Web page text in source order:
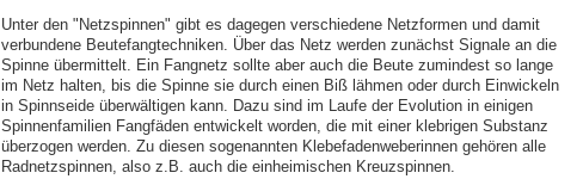
Unter den "Netzspinnen" gibt es dagegen verschiedene Netzformen und damit
verbundene Beutefangtechniken. Über das Netz werden zunächst Signale an die
Spinne übermittelt. Ein Fangnetz sollte aber auch die Beute zumindest so lange
im Netz halten, bis die Spinne sie durch einen Biß lähmen oder durch Einwickeln
in Spinnseide überwältigen kann. Dazu sind im Laufe der Evolution in einigen
Spinnenfamilien Fangfäden entwickelt worden, die mit einer klebrigen Substanz
überzogen werden. Zu diesen sogenannten Klebefadenweberinnen gehören alle
Radnetzspinnen, also z.B. auch die einheimischen Kreuzspinnen.